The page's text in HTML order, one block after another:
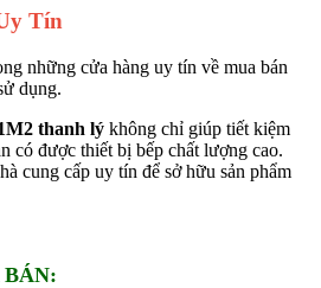
Tín
những cửa hàng uy tín về mua bán
dụng.
thanh lý không chỉ giúp tiết kiệm
có được thiết bị bếp chất lượng cao.
cung cấp uy tín để sở hữu sản phẩm